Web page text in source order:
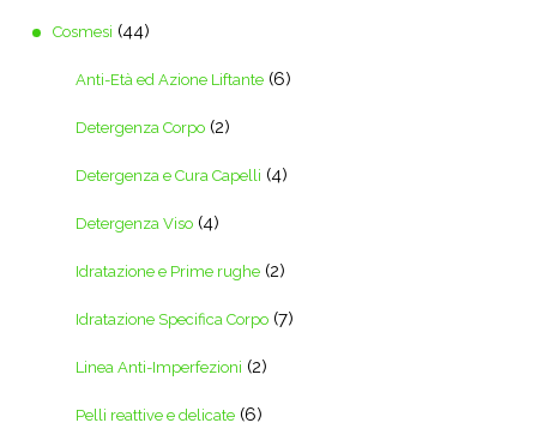
Cosmesi (44)
Anti-Età ed Azione Liftante (6)
Detergenza Corpo (2)
Detergenza e Cura Capelli (4)
Detergenza Viso (4)
Idratazione e Prime rughe (2)
Idratazione Specifica Corpo (7)
Linea Anti-Imperfezioni (2)
Pelli reattive e delicate (6)